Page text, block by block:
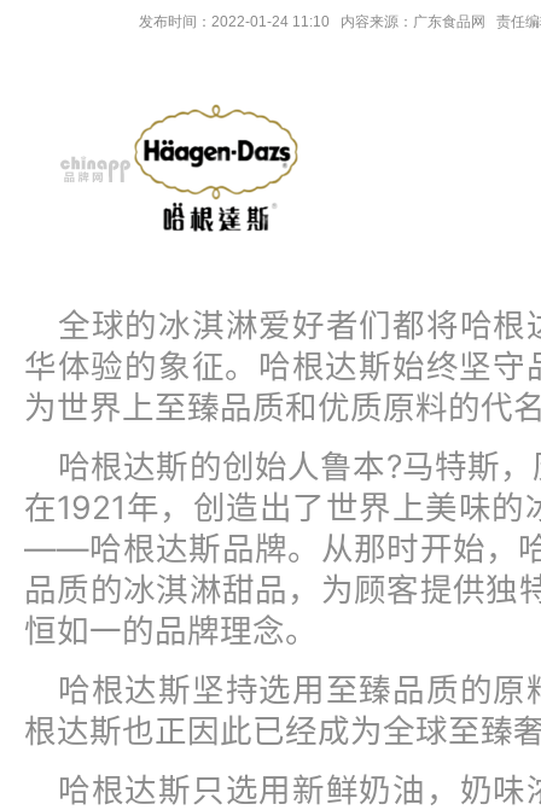
发布时间：2022-01-24 11:10 内容来源：广东食品网 责任
全球的冰淇淋爱好者们都将哈
华体验的象征。哈根达斯始终坚
为世界上至臻品质和优质原料的代
哈根达斯的创始人鲁本?马特斯
在1921年，创造出了世界上美味的
——哈根达斯品牌。从那时开始，
品质的冰淇淋甜品，为顾客提供独
恒如一的品牌理念。
哈根达斯坚持选用至臻品质的
根达斯也正因此已经成为全球至臻
哈根达斯只选用新鲜奶油，奶